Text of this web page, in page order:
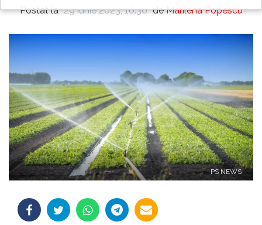
Postat la 29 iunie 2023, 16:36 deMarilena Popescu
PS NEWS